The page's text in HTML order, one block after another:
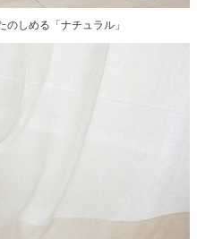
しめる「ナチュラル」